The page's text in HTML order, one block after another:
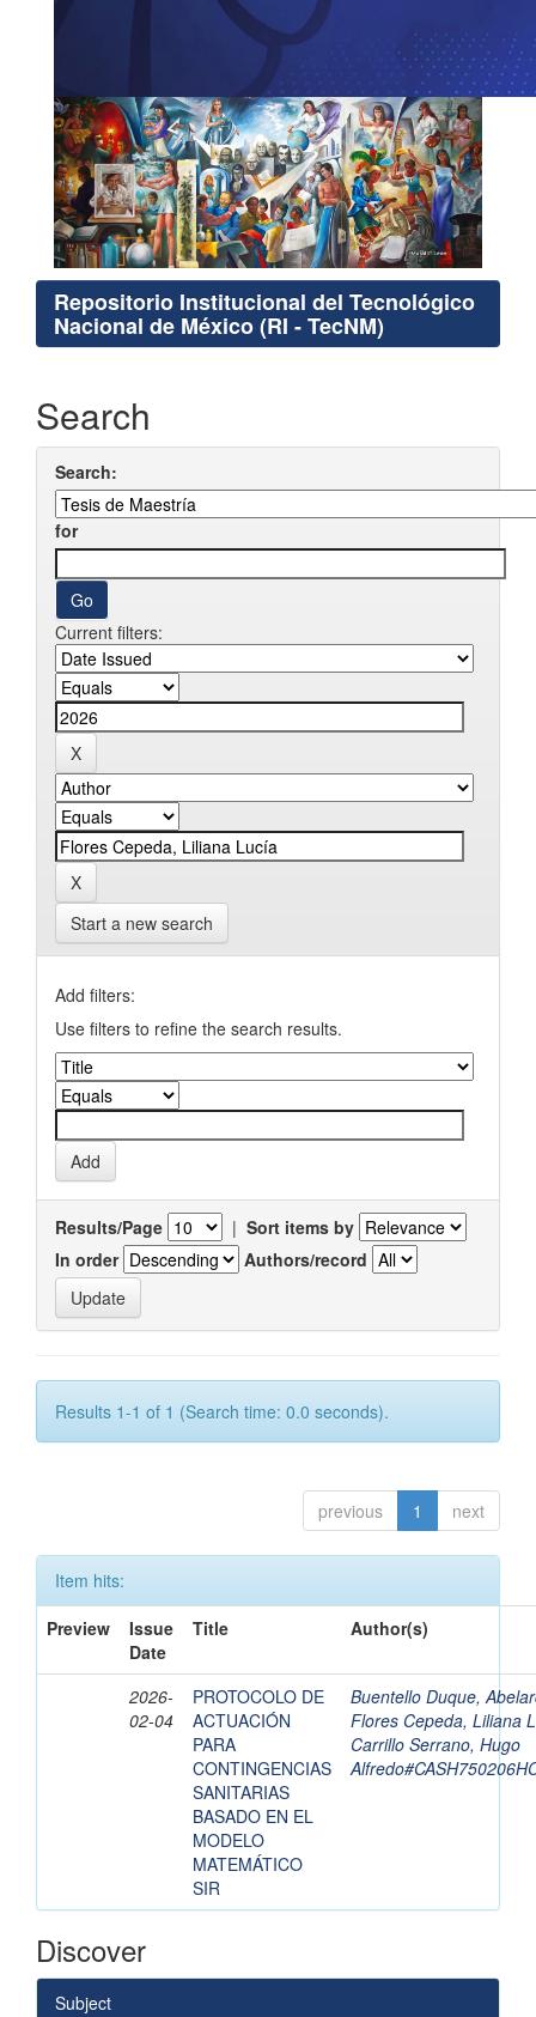
Repositorio Institucional del Tecnológico
Nacional de México (RI - TecNM)
Search
Search:
for
Current filters:
Start a new search
Add filters:
Use filters to refine the search results.
Results/Page | Sort items by
In order
Authors/record
Results 1-1 of 1 (Search time: 0.0 seconds).
previous 1 next
Item hits:
Preview
Issue
Date
Title Author(s)
2026-
02-04
PROTOCOLO DE
ACTUACIÓN
PARA
CONTINGENCIAS
SANITARIAS
BASADO EN EL
MODELO
MATEMÁTICO
SIR
Buentello Duque,
Flores Cepeda, Liliana
Carrillo Serrano, Hugo
Discover
Subject